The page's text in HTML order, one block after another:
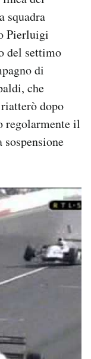
squadra
Pierluigi
del settimo
di
che
dopo
regolarmente il